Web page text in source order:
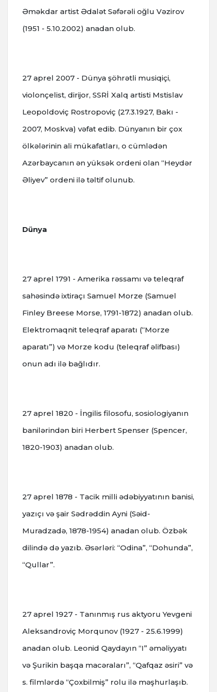
Əməkdar artist Ədalət Səfərəli oğlu Vəzirov
(1951 - 5.10.2002) anadan olub.
27 aprel 2007 - Dünya şöhrətli musiqiçi,
violonçelist, dirijor, SSRİ Xalq artisti Mstislav
Leopoldoviç Rostropoviç (27.3.1927, Bakı -
2007, Moskva) vəfat edib. Dünyanın bir çox
ölkələrinin ali mükafatları, o cümlədən
Azərbaycanın ən yüksək ordeni olan “Heydər
Əliyev” ordeni ilə təltif olunub.
Dünya
27 aprel 1791 - Amerika rəssamı və teleqraf
sahəsində ixtiraçı Samuel Morze (Samuel
Finley Breese Morse, 1791-1872) anadan olub.
Elektromaqnit teleqraf aparatı (“Morze
aparatı”) və Morze kodu (teleqraf əlifbası)
onun adı ilə bağlıdır.
27 aprel 1820 - İngilis filosofu, sosiologiyanın
banilərindən biri Herbert Spenser (Spencer,
1820-1903) anadan olub.
27 aprel 1878 - Tacik milli ədəbiyyatının banisi,
yazıçı və şair Sədrəddin Ayni (Səid-
Muradzadə, 1878-1954) anadan olub. Özbək
dilində də yazıb. Əsərləri: “Odina”, “Dohunda”,
“Qullar”.
27 aprel 1927 - Tanınmış rus aktyoru Yevgeni
Aleksandroviç Morqunov (1927 - 25.6.1999)
anadan olub. Leonid Qaydayın “I” əməliyyatı
və Şurikin başqa macəraları”, “Qafqaz əsiri” və
s. filmlərdə “Çoxbilmiş” rolu ilə məşhurlaşıb.